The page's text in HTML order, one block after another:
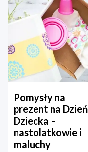
Pomysły na
prezent na Dzień
Dziecka –
nastolatkowie i
maluchy